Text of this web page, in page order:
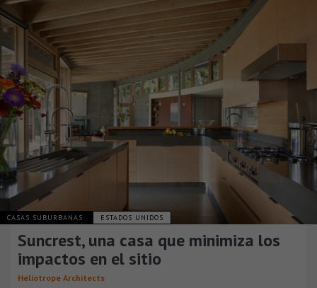
CASAS SUBURBANAS ESTADOS UNIDOS
Suncrest, una casa que minimiza los
impactos en el sitio
Heliotrope Architects